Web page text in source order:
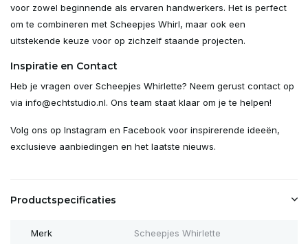
voor zowel beginnende als ervaren handwerkers. Het is perfect
om te combineren met Scheepjes Whirl, maar ook een
uitstekende keuze voor op zichzelf staande projecten.
Inspiratie en Contact
Heb je vragen over Scheepjes Whirlette? Neem gerust contact op
via info@echtstudio.nl. Ons team staat klaar om je te helpen!
Volg ons op Instagram en Facebook voor inspirerende ideeën,
exclusieve aanbiedingen en het laatste nieuws.
Productspecificaties
Merk Scheepjes Whirlette